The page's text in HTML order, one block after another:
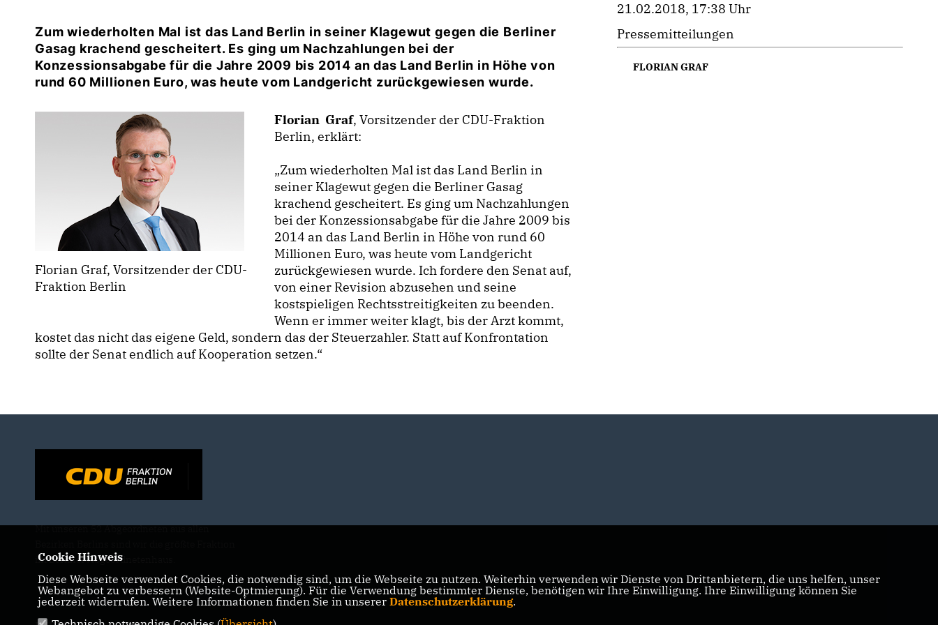
Zum wiederholten Mal ist das Land Berlin in seiner Klagewut gegen die Berliner
Gasag krachend gescheitert. Es ging um Nachzahlungen bei der
Konzessionsabgabe für die Jahre 2009 bis 2014 an das Land Berlin in Höhe von
rund 60 Millionen Euro, was heute vom Landgericht zurückgewiesen wurde.
Florian Graf, Vorsitzender der CDU-
Fraktion Berlin
Florian Graf, Vorsitzender der CDU-Fraktion
Berlin, erklärt:
Zum wiederholten Mal ist das Land Berlin in
seiner Klagewut gegen die Berliner Gasag
krachend gescheitert. Es ging um Nachzahlungen
bei der Konzessionsabgabe für die Jahre 2009 bis
2014 an das Land Berlin in Höhe von rund 60
Millionen Euro, was heute vom Landgericht
zurückgewiesen wurde. Ich fordere den Senat auf,
von einer Revision abzusehen und seine
kostspieligen Rechtsstreitigkeiten zu beenden.
Wenn er immer weiter klagt, bis der Arzt kommt,
kostet das nicht das eigene Geld, sondern das der Steuerzahler. Statt auf Konfrontation
sollte der Senat endlich auf Kooperation setzen.“
21.02.2018, 17:38 Uhr
Pressemitteilungen
FLORIAN GRAF
Mit unseren 52 Abgeordneten aus allen
im Berliner Abgeordnetenhaus.
Cookie Hinweis
Diese Webseite verwendet Cookies, die notwendig sind, um die Webseite zu nutzen. Weiterhin verwenden wir Dienste von Drittanbietern, die uns helfen, unser
Webangebot zu verbessern (Website-Optmierung). Für die Verwendung bestimmter Dienste, benötigen wir Ihre Einwilligung. Ihre Einwilligung können Sie
jederzeit widerrufen. Weitere Informationen finden Sie in unserer Datenschutzerklärung.